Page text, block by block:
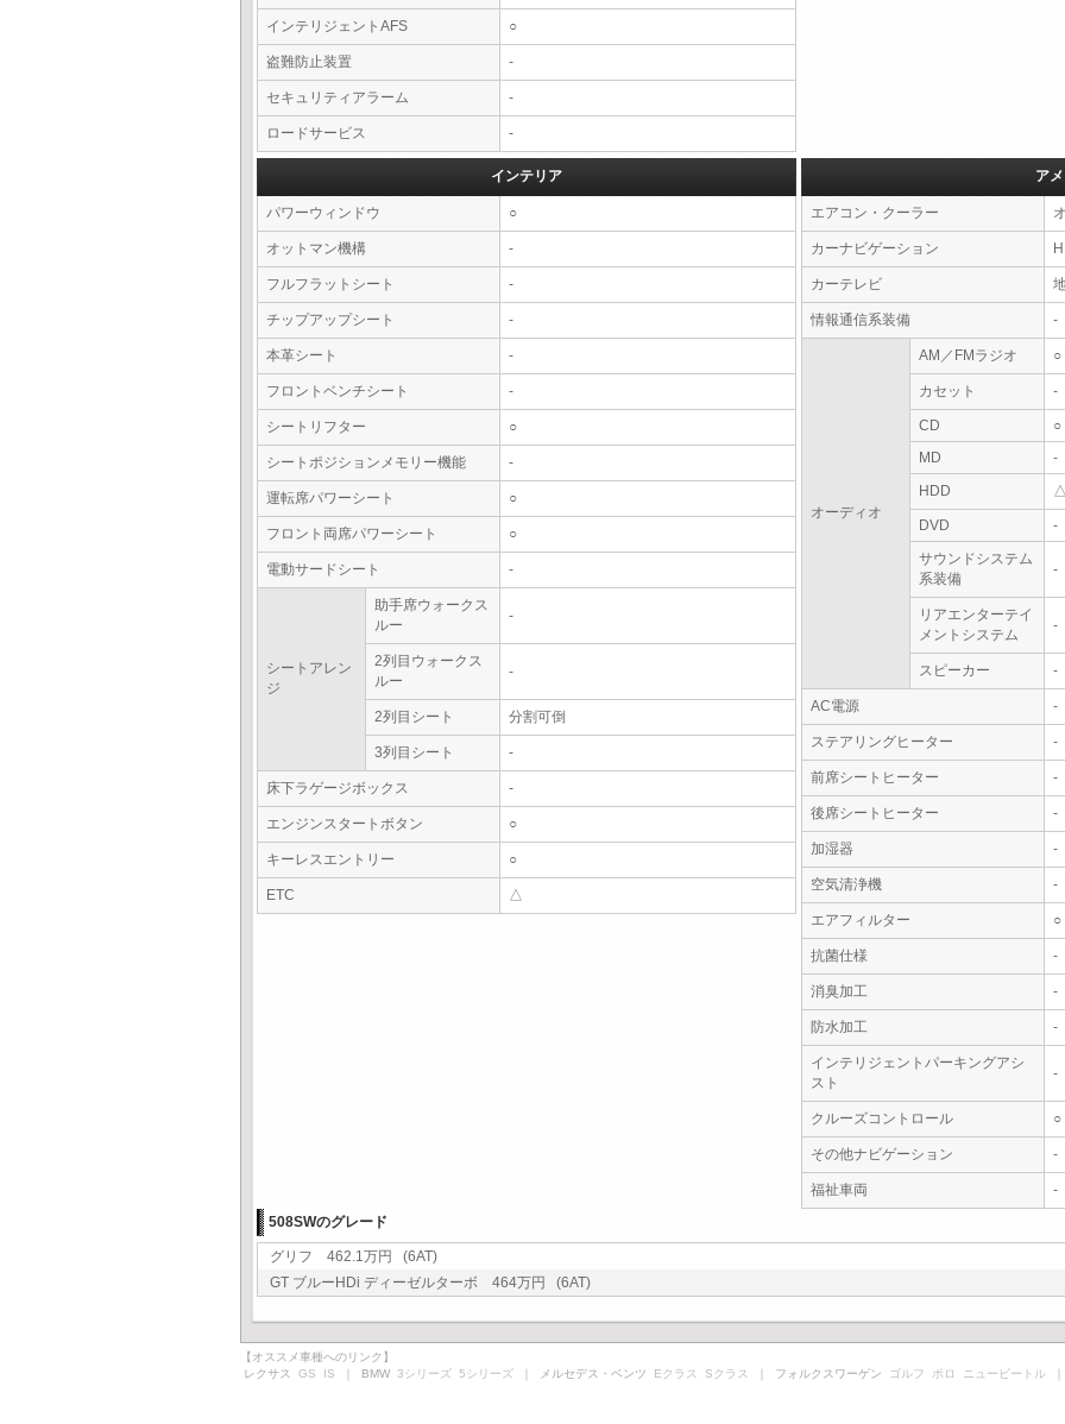
インテリジェントAFS ○
盗難防止装置 -
セキュリティアラーム -
ロードサービス -
インテリア
パワーウィンドウ ○
オットマン機構 -
フルフラットシート -
チップアップシート -
本革シート -
フロントベンチシート -
シートリフター ○
シートポジションメモリー機能 -
運転席パワーシート ○
フロント両席パワーシート ○
電動サードシート -
シートアレン
ジ
助手席ウォークス
ルー
-
2列目ウォークス
ルー
-
2列目シート 分割可倒
3列目シート -
床下ラゲージボックス -
エンジンスタートボタン ○
キーレスエントリー ○
ETC △
ア
エアコン・クーラー
カーナビゲーション
カーテレビ
情報通信系装備 -
オーディオ
AM／FMラジオ ○
カセット -
CD
○
MD
-
HDD
DVD
-
サウンドシステム
系装備
-
リアエンターテイ
メントシステム
-
スピーカー -
AC電源 -
ステアリングヒーター -
前席シートヒーター -
後席シートヒーター -
加湿器 -
空気清浄機 -
エアフィルター ○
抗菌仕様 -
消臭加工 -
防水加工 -
インテリジェントパーキングアシ
スト
-
クルーズコントロール ○
その他ナビゲーション -
福祉車両
-
508SWのグレード
グリフ 462.1万円 (6AT)
GT ブルーHDi ディーゼルターボ 464万円 (6AT)
【オススメ車種へのリンク】
レクサス GS IS ｜ BMW 3シリーズ 5シリーズ ｜ メルセデス・ベンツ Eクラス Sクラス ｜ フォルクスワーゲン ゴルフ ポロ ニュービートル